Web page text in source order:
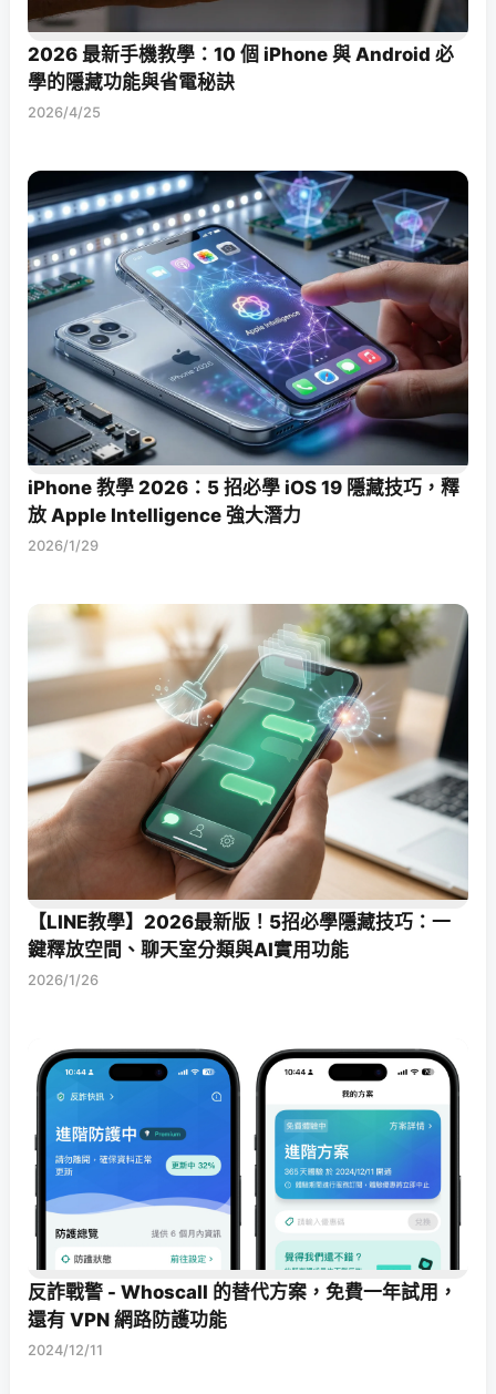
2026 最新手機教學：10 個 iPhone 與 Android 必
學的隱藏功能與省電秘訣
2026/4/25
iPhone 教學 2026：5 招必學 iOS 19 隱藏技巧，釋
放 Apple Intelligence 強大潛力
2026/1/29
【LINE教學】2026最新版！5招必學隱藏技巧：一
鍵釋放空間、聊天室分類與AI實用功能
2026/1/26
反詐戰警 - Whoscall 的替代方案，免費一年試用，
還有 VPN 網路防護功能
2024/12/11